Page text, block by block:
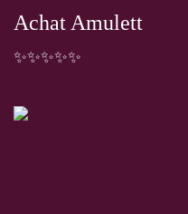
Achat Amulett
✨✨✨✨✨